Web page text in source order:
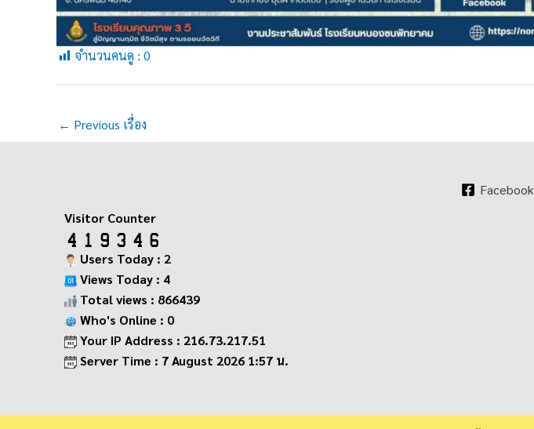
จำนวนคนดู : 0
← Previous เรื่อง
Visitor Counter
Users Today : 2
Views Today : 4
Total views : 866439
Who's Online : 0
Your IP Address : 216.73.217.51
Server Time : 7 August 2026 1:57 น.
Facebook